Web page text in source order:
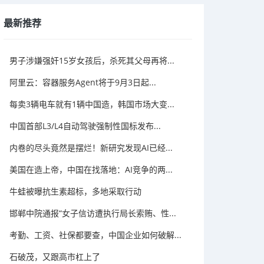
最新推荐
男子涉嫌强奸15岁女孩后，杀死其父母再将...
阿里云：容器服务Agent将于9月3日起...
每卖3辆电车就有1辆中国造，韩国市场大变...
中国首部L3/L4自动驾驶强制性国标发布...
内卷的尽头竟然是摆烂！新研究发现AI已经...
美国在造上帝，中国在找落地：AI竞争的两...
牛蛙被曝抗生素超标，多地采取行动
邯郸中院通报“女子信访遭执行局长索贿、性...
考勤、工资、社保都要查，中国企业如何破解...
石破茂，又跟高市杠上了